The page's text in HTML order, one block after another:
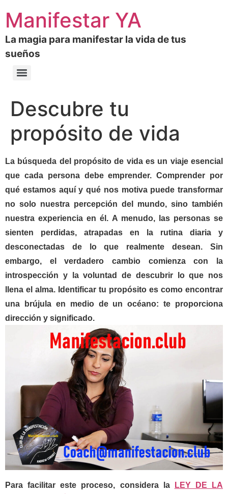
Manifestar YA
La magia para manifestar la vida de tus
sueños
Descubre tu
propósito de vida
La búsqueda del propósito de vida es un viaje esencial
que cada persona debe emprender. Comprender por
qué estamos aquí y qué nos motiva puede transformar
no solo nuestra percepción del mundo, sino también
nuestra experiencia en él. A menudo, las personas se
sienten perdidas, atrapadas en la rutina diaria y
desconectadas de lo que realmente desean. Sin
embargo, el verdadero cambio comienza con la
introspección y la voluntad de descubrir lo que nos
llena el alma. Identificar tu propósito es como encontrar
una brújula en medio de un océano: te proporciona
dirección y significado.
Para facilitar este proceso, considera la
LEY DE LA